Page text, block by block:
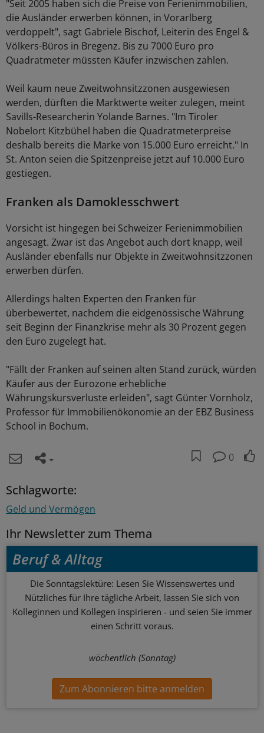
"Seit 2005 haben sich die Preise von Ferienimmobilien,
die Ausländer erwerben können, in Vorarlberg
verdoppelt", sagt Gabriele Bischof, Leiterin des Engel &
Völkers-Büros in Bregenz. Bis zu 7000 Euro pro
Quadratmeter müssten Käufer inzwischen zahlen.
Weil kaum neue Zweitwohnsitzzonen ausgewiesen
werden, dürften die Marktwerte weiter zulegen, meint
Savills-Researcherin Yolande Barnes. "Im Tiroler
Nobelort Kitzbühel haben die Quadratmeterpreise
deshalb bereits die Marke von 15.000 Euro erreicht." In
St. Anton seien die Spitzenpreise jetzt auf 10.000 Euro
gestiegen.
Franken als Damoklesschwert
Vorsicht ist hingegen bei Schweizer Ferienimmobilien
angesagt. Zwar ist das Angebot auch dort knapp, weil
Ausländer ebenfalls nur Objekte in Zweitwohnsitzzonen
erwerben dürfen.
Allerdings halten Experten den Franken für
überbewertet, nachdem die eidgenössische Währung
seit Beginn der Finanzkrise mehr als 30 Prozent gegen
den Euro zugelegt hat.
"Fällt der Franken auf seinen alten Stand zurück, würden
Käufer aus der Eurozone erhebliche
Währungskursverluste erleiden", sagt Günter Vornholz,
Professor für Immobilienökonomie an der EBZ Business
School in Bochum.
0
Schlagworte:
Geld und Vermögen
Ihr Newsletter zum Thema
Beruf & Alltag
Die Sonntagslektüre: Lesen Sie Wissenswertes und
Nützliches für Ihre tägliche Arbeit, lassen Sie sich von
Kolleginnen und Kollegen inspirieren - und seien Sie immer
einen Schritt voraus.
wöchentlich (Sonntag)
Zum Abonnieren bitte anmelden